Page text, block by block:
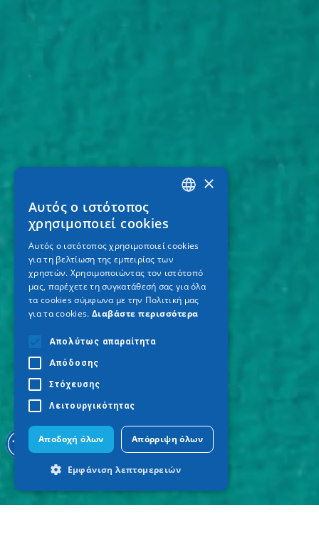
×
Αυτός ο ιστότοπος
χρησιμοποιεί cookies
Αυτός ο ιστότοπος χρησιμοποιεί cookies
για τη βελτίωση της εμπειρίας των
χρηστών. Χρησιμοποιώντας τον ιστότοπό
μας, παρέχετε τη συγκατάθεσή σας για όλα
τα cookies σύμφωνα με την Πολιτική μας
για τα cookies. Διαβάστε περισσότερα
Απολύτως απαραίτητα
Απόδοσης
Στόχευσης
Λειτουργικότητας
Αποδοχή όλων Απόρριψη όλων
Εμφάνιση λεπτομερειών